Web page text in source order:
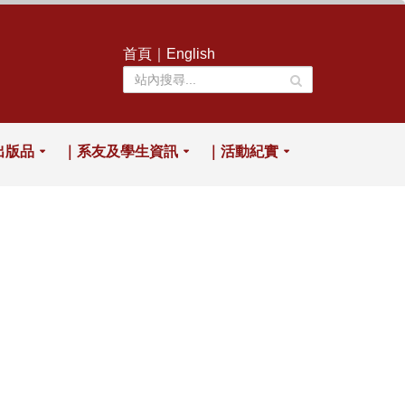
首頁 English
版品 ｜系友及學生資訊 ｜活動紀實